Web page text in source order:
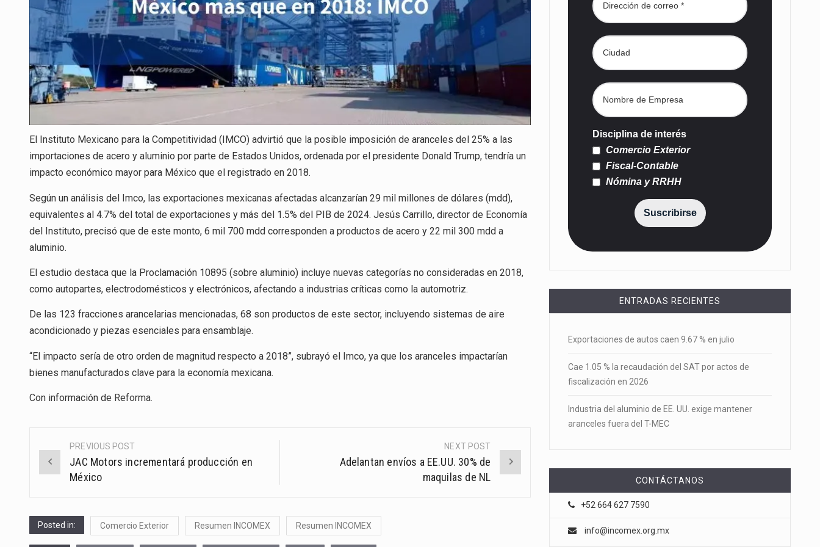
El Instituto Mexicano para la Competitividad (IMCO) advirtió que la posible imposición de aranceles del 25% a las
importaciones de acero y aluminio por parte de Estados Unidos, ordenada por el presidente Donald Trump, tendría un
impacto económico mayor para México que el registrado en 2018.
Según un análisis del Imco, las exportaciones mexicanas afectadas alcanzarían 29 mil millones de dólares (mdd),
equivalentes al 4.7% del total de exportaciones y más del 1.5% del PIB de 2024. Jesús Carrillo, director de Economía
del Instituto, precisó que de este monto, 6 mil 700 mdd corresponden a productos de acero y 22 mil 300 mdd a
aluminio.
El estudio destaca que la Proclamación 10895 (sobre aluminio) incluye nuevas categorías no consideradas en 2018,
como autopartes, electrodomésticos y electrónicos, afectando a industrias críticas como la automotriz.
De las 123 fracciones arancelarias mencionadas, 68 son productos de este sector, incluyendo sistemas de aire
acondicionado y piezas esenciales para ensamblaje.
“El impacto sería de otro orden de magnitud respecto a 2018”, subrayó el Imco, ya que los aranceles impactarían
bienes manufacturados clave para la economía mexicana.
Con información de Reforma.
Post
navigation
PREVIOUS POST
JAC Motors incrementará producción en
México
NEXT POST
Adelantan envíos a EE.UU. 30% de
maquilas de NL
Posted in: Comercio Exterior Resumen INCOMEX Resumen INCOMEX
Disciplina de interés
Comercio Exterior
Fiscal-Contable
Nómina y RRHH
Suscribirse
ENTRADAS RECIENTES
Exportaciones de autos caen 9.67 % en julio
Cae 1.05 % la recaudación del SAT por actos de
fiscalización en 2026
Industria del aluminio de EE. UU. exige mantener
aranceles fuera del T-MEC
CONTÁCTANOS
+52 664 627 7590
info@incomex.org.mx